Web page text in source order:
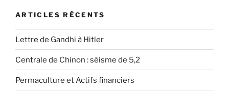
ARTICLES RÉCENTS
Lettre de Gandhi à Hitler
Centrale de Chinon : séisme de 5,2
Permaculture et Actifs financiers